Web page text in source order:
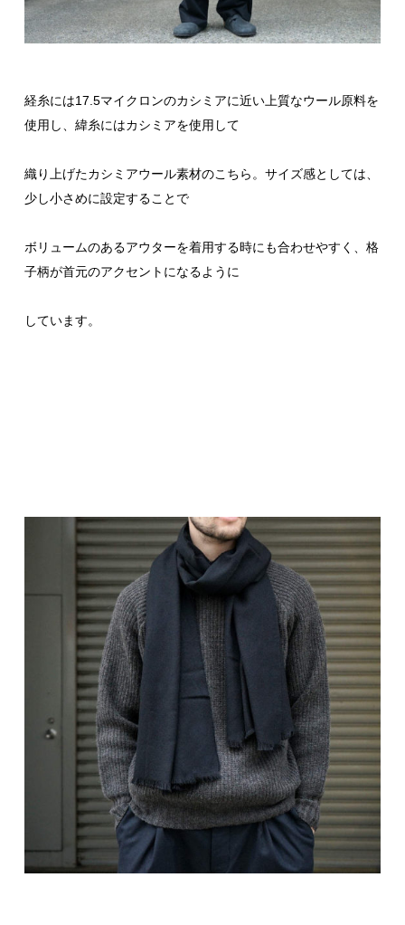
経糸には17.5マイクロンのカシミアに近い上質なウール原料を
使用し、緯糸にはカシミアを使用して
織り上げたカシミアウール素材のこちら。サイズ感としては、
少し小さめに設定することで
ボリュームのあるアウターを着用する時にも合わせやすく、格
子柄が首元のアクセントになるように
しています。